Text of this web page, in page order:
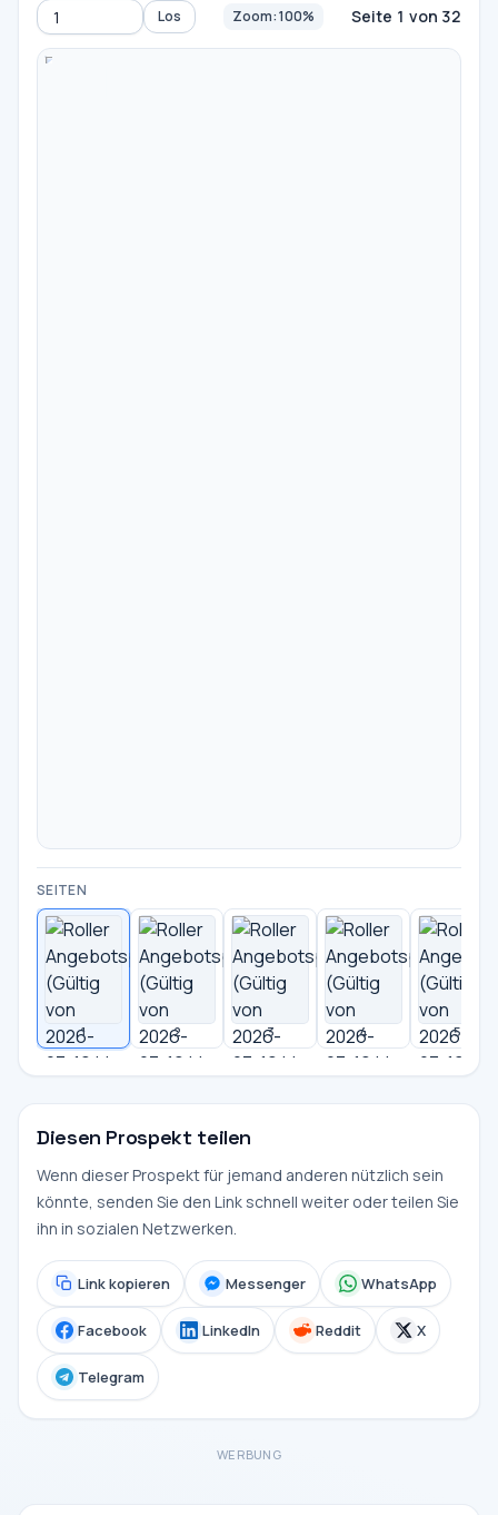
Zur Seite Los Zoom: 100% Seite 1 von 32
SEITEN
1 2 3 4 5
Diesen Prospekt teilen
Wenn dieser Prospekt für jemand anderen nützlich sein
könnte, senden Sie den Link schnell weiter oder teilen Sie
ihn in sozialen Netzwerken.
Link kopieren Messenger WhatsApp
Facebook LinkedIn Reddit X
Telegram
WERBUNG